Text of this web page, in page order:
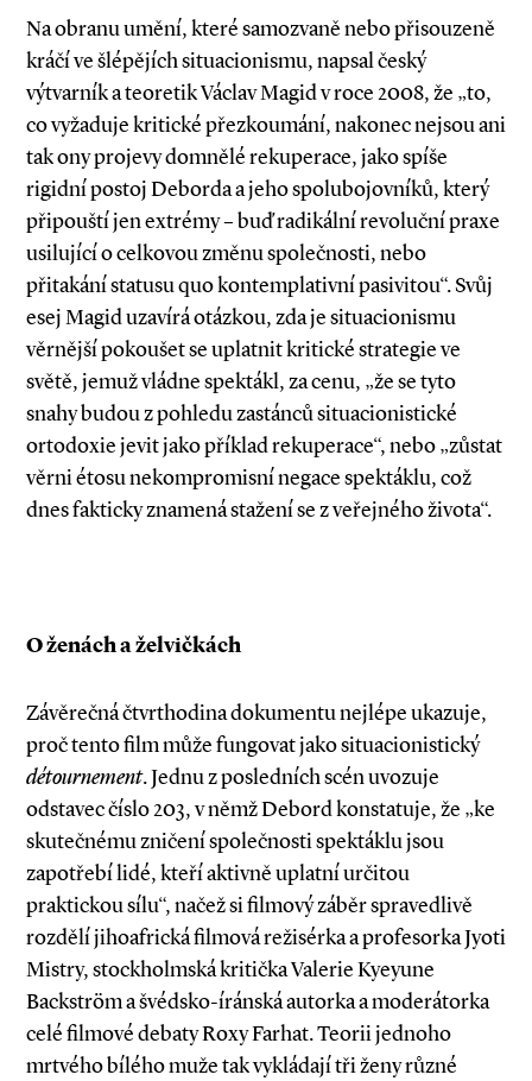
Na obranu umění, které samozvaně nebo přisouzeně
kráčí ve šlépějích situacionismu, napsal český
výtvarník a teoretik Václav Magid v roce 2008, že „to,
co vyžaduje kritické přezkoumání, nakonec nejsou ani
tak ony projevy domnělé rekuperace, jako spíše
rigidní postoj Deborda a jeho spolubojovníků, který
připouští jen extrémy – buď radikální revoluční praxe
usilující o celkovou změnu společnosti, nebo
přitakání statusu quo kontemplativní pasivitou“. Svůj
esej Magid uzavírá otázkou, zda je situacionismu
věrnější pokoušet se uplatnit kritické strategie ve
světě, jemuž vládne spektákl, za cenu, „že se tyto
snahy budou z pohledu zastánců situacionistické
ortodoxie jevit jako příklad rekuperace“, nebo „zůstat
věrni étosu nekompromisní negace spektáklu, což
dnes fakticky znamená stažení se z veřejného života“.
O ženách a želvičkách
Závěrečná čtvrthodina dokumentu nejlépe ukazuje,
proč tento film může fungovat jako situacionistický
détournement. Jednu z posledních scén uvozuje
odstavec číslo 203, v němž Debord konstatuje, že „ke
skutečnému zničení společnosti spektáklu jsou
zapotřebí lidé, kteří aktivně uplatní určitou
praktickou sílu“, načež si filmový záběr spravedlivě
rozdělí jihoafrická filmová režisérka a profesorka Jyoti
Mistry, stockholmská kritička Valerie Kyeyune
Backström a švédsko­-íránská autorka a moderátorka
celé filmové debaty Roxy Farhat. Teorii jednoho
mrtvého bílého muže tak vykládají tři ženy různé